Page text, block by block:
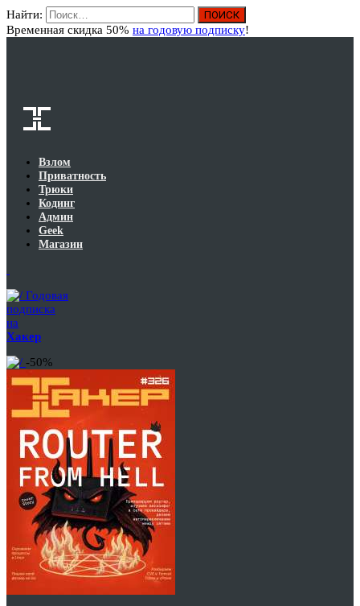
Найти:
Временная скидка 50% на годовую подписку!
Взлом
Приватность
Трюки
Кодинг
Админ
Geek
Магазин
Годовая
подписка
на
Хакер
-50%